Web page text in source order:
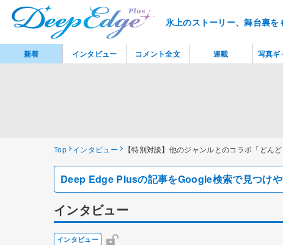
氷上のストーリー、舞台裏
Top インタビュー 【特別対談】他のジャンルとのコラボ「ど
Deep Edge Plusの記事をGoogle検索で見つけ
インタビュー
インタビュー
新着 インタビュー コメント全文 連載 写真ギ